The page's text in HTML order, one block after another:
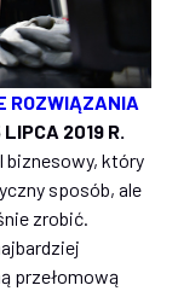
ROZWIĄZANIA
2019 R.
biznesowy, który
sposób, ale
zrobić.
przełomową